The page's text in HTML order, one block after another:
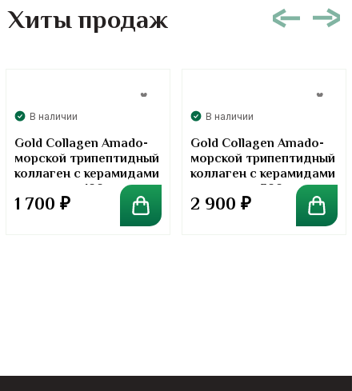
Хиты продаж
В наличии
Gold Collagen Amado-
морской трипептидный
коллаген с керамидами
в порошке. 100 грамм
1 700 ₽
В наличии
Gold Collagen Amado-
морской трипептидный
коллаген с керамидами
в порошке. 300 грамм
2 900 ₽